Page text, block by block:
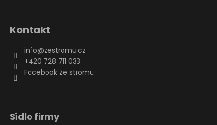
Kontakt
info@zestromu.cz
+420 728 711 033
Facebook Ze stromu
Sídlo firmy